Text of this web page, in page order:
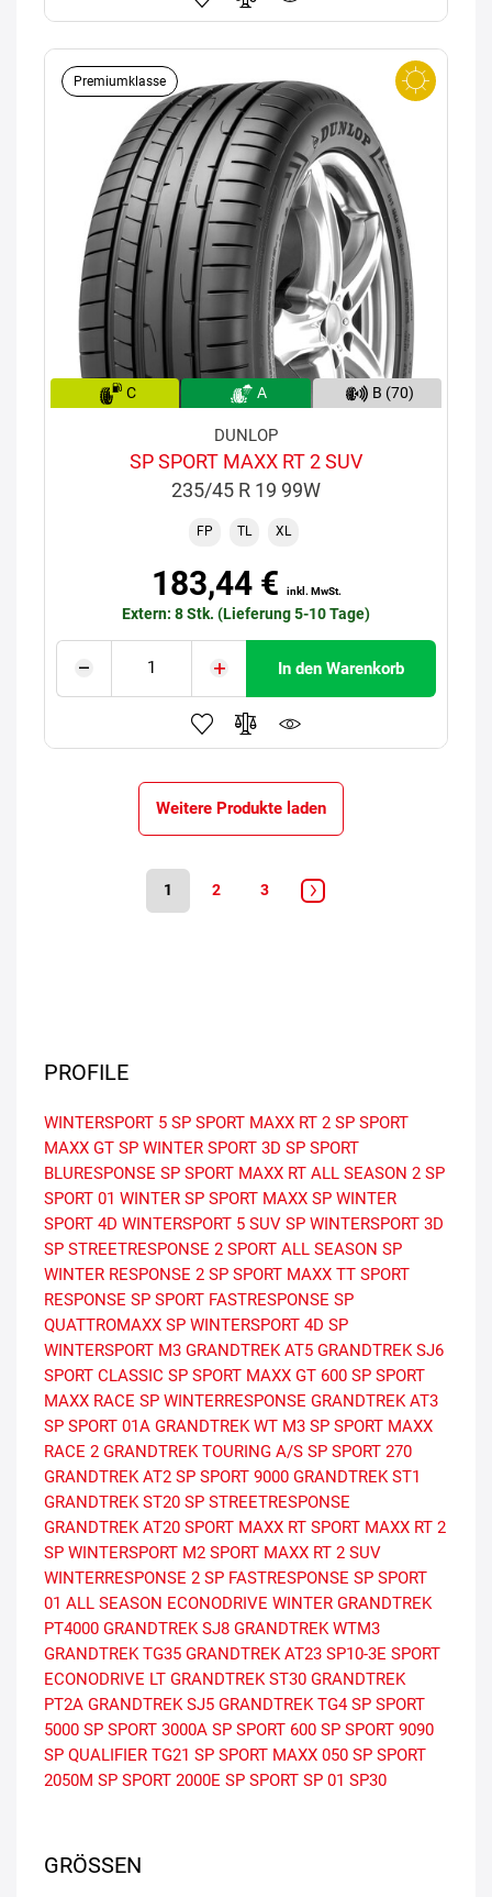
Premiumklasse
C A B (70)
DUNLOP
SP SPORT MAXX RT 2 SUV
235/45 R 19 99W
FP TL XL
183,44 € inkl. MwSt.
Extern: 8 Stk. (Lieferung 5-10 Tage)
In den Warenkorb
Weitere Produkte laden
1 2 3
PROFILE
WINTERSPORT 5 SP SPORT MAXX RT 2 SP SPORT
MAXX GT SP WINTER SPORT 3D SP SPORT
BLURESPONSE SP SPORT MAXX RT ALL SEASON 2 SP
SPORT 01 WINTER SP SPORT MAXX SP WINTER
SPORT 4D WINTERSPORT 5 SUV SP WINTERSPORT 3D
SP STREETRESPONSE 2 SPORT ALL SEASON SP
WINTER RESPONSE 2 SP SPORT MAXX TT SPORT
RESPONSE SP SPORT FASTRESPONSE SP
QUATTROMAXX SP WINTERSPORT 4D SP
WINTERSPORT M3 GRANDTREK AT5 GRANDTREK SJ6
SPORT CLASSIC SP SPORT MAXX GT 600 SP SPORT
MAXX RACE SP WINTERRESPONSE GRANDTREK AT3
SP SPORT 01A GRANDTREK WT M3 SP SPORT MAXX
RACE 2 GRANDTREK TOURING A/S SP SPORT 270
GRANDTREK AT2 SP SPORT 9000 GRANDTREK ST1
GRANDTREK ST20 SP STREETRESPONSE
GRANDTREK AT20 SPORT MAXX RT SPORT MAXX RT 2
SP WINTERSPORT M2 SPORT MAXX RT 2 SUV
WINTERRESPONSE 2 SP FASTRESPONSE SP SPORT
01 ALL SEASON ECONODRIVE WINTER GRANDTREK
PT4000 GRANDTREK SJ8 GRANDTREK WTM3
GRANDTREK TG35 GRANDTREK AT23 SP10-3E SPORT
ECONODRIVE LT GRANDTREK ST30 GRANDTREK
PT2A GRANDTREK SJ5 GRANDTREK TG4 SP SPORT
5000 SP SPORT 3000A SP SPORT 600 SP SPORT 9090
SP QUALIFIER TG21 SP SPORT MAXX 050 SP SPORT
2050M SP SPORT 2000E SP SPORT SP 01 SP30
GRÖSSEN